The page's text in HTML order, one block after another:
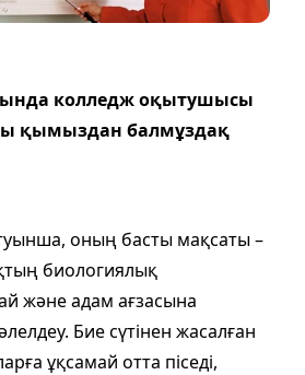
колледж оқытушысы
қымыздан балмұздақ
оның басты мақсаты –
биологиялық
және адам ағзасына
Бие сүтінен жасалған
ұқсамай отта піседі,